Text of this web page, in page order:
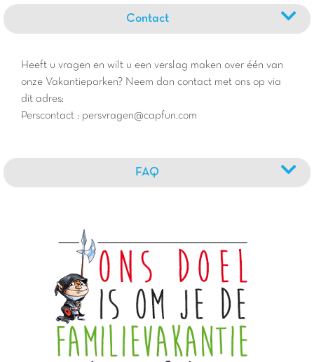
Contact
Heeft u vragen en wilt u een verslag maken over één van
onze Vakantieparken? Neem dan contact met ons op via
dit adres:
Perscontact : persvragen@capfun.com
FAQ